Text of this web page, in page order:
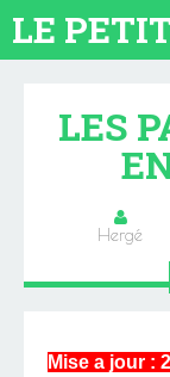
LES
Hergé
Mise a jour :